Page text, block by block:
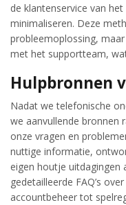
de klantenservice van
minimaliseren. Deze
probleemoplossing,
met het supportteam,
Hulpbronnen
Nadat we telefonische
we aanvullende bronnen
onze vragen en
nuttige informatie,
eigen houtje uitdagingen
gedetailleerde FAQ’s
accountbeheer tot